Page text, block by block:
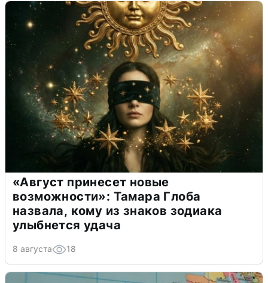
«Август принесет новые
возможности»: Тамара Глоба
назвала, кому из знаков зодиака
улыбнется удача
8 августа 18